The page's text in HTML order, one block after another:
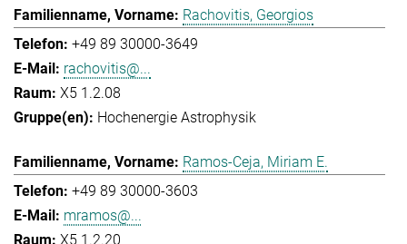
Rachovitis, Georgios
+49 89 30000-3649
rachovitis@...
X5 1.2.08
Hochenergie Astrophysik
Ramos-Ceja, Miriam E.
+49 89 30000-3603
mramos@...
X5 1.2.20